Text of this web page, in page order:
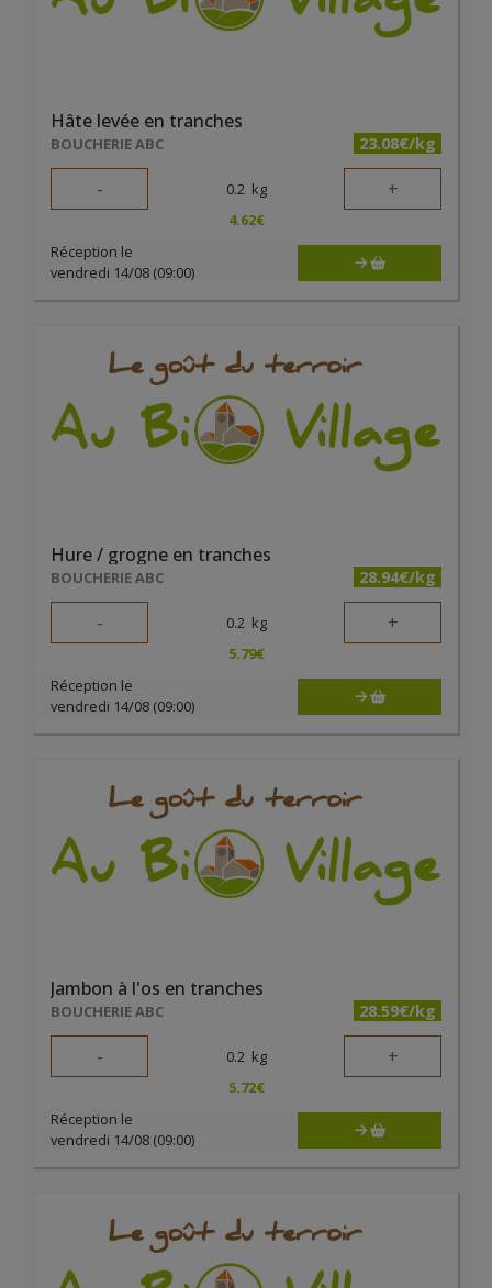
Hâte levée en tranches
BOUCHERIE ABC 23.08€/kg
- 0.2 kg +
4.62€
Réception le
vendredi 14/08 (09:00)
Hure / grogne en tranches
BOUCHERIE ABC 28.94€/kg
- 0.2 kg +
5.79€
Réception le
vendredi 14/08 (09:00)
Jambon à l'os en tranches
BOUCHERIE ABC 28.59€/kg
- 0.2 kg +
5.72€
Réception le
vendredi 14/08 (09:00)